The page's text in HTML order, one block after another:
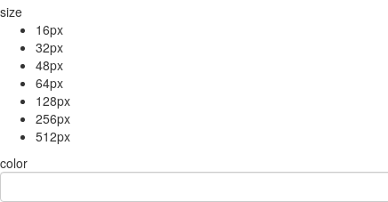
size
16px
32px
48px
64px
128px
256px
512px
color